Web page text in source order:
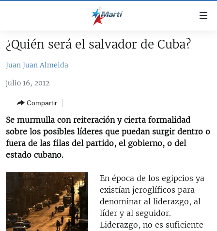
accesibilidad
al
principal
navegación
principal
búsqueda
TITULARES
CUBA
CUBA
DERECHOS HUMANOS
#11JCUBA, 5 AÑOS DESPUÉS
INFORME DEL DEPARTAMENTO DE ESTADO DE EEUU
SOBRE CUBA
ESTADOS UNIDOS
ESTADOS UNIDOS
AMÉRICA 250
AMÉRICA LATINA
INMIGRACIÓN
MUNDO
DEPORTES
ARTE Y ENTRETENIMIENTO
OPINIÓN GRÁFICA
AUDIOVISUALES MARTÍ
RADIO MARTÍ
¿Quién será el salvador de Cuba?
Juan Juan Almeida
julio 16, 2012
Compartir
Se murmulla con reiteración y cierta formalidad
sobre los posibles líderes que puedan surgir dentro o
fuera de las filas del partido, el gobierno, o del
estado cubano.
En época de los egipcios ya
existían jeroglíficos para
denominar al liderazgo, al
líder y al seguidor.
Liderazgo, no es suficiente